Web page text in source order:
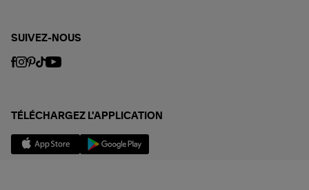
SUIVEZ-NOUS
TÉLÉCHARGEZ L'APPLICATION